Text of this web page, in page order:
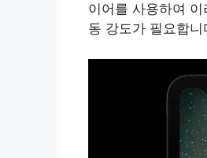
이어를 사용하여
동 강도가 필요합니